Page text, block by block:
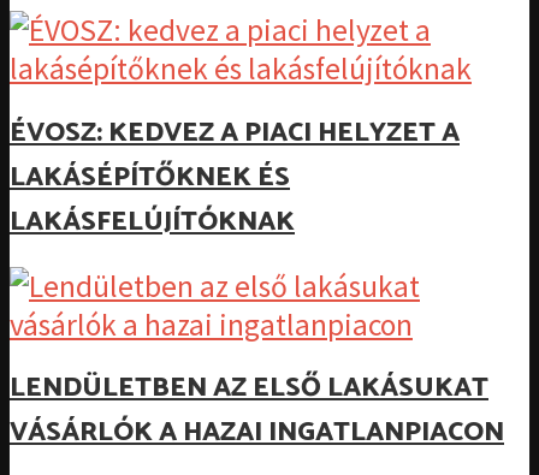
ÉVOSZ: KEDVEZ A PIACI HELYZET A
LAKÁSÉPÍTŐKNEK ÉS
LAKÁSFELÚJÍTÓKNAK
LENDÜLETBEN AZ ELSŐ LAKÁSUKAT
VÁSÁRLÓK A HAZAI INGATLANPIACON